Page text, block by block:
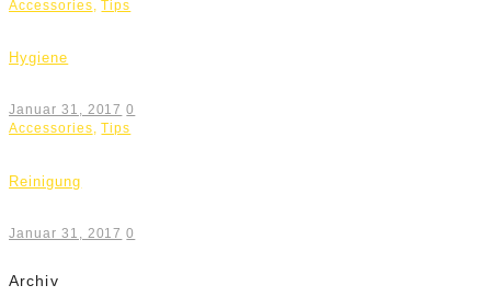
Accessories ,Tips
Hygiene
Januar 31, 2017 0
Accessories,Tips
Reinigung
Januar 31, 2017 0
Archiv